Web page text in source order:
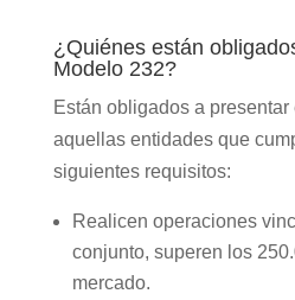
¿Quiénes están
Modelo 232?
Están obligados a
aquellas entidades que
siguientes requisitos:
Realicen operaciones
conjunto, superen los
mercado.